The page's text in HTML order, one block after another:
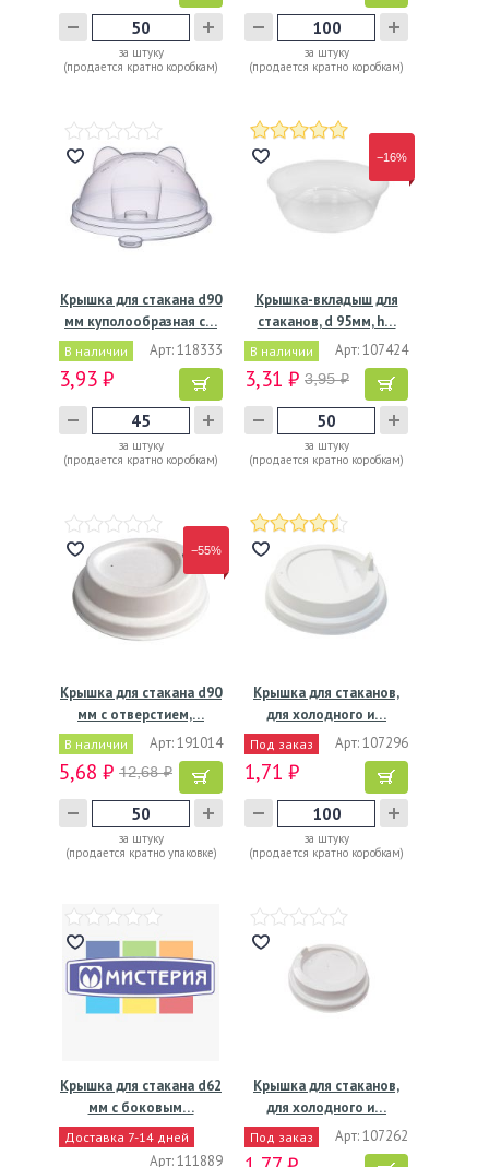
за штуку
(продается кратно коробкам)
за штуку
(продается кратно коробкам)
Крышка для стакана d90
мм куполообразная с…
В наличии Арт: 118333
3,93 ₽
за штуку
(продается кратно коробкам)
−16%
Крышка-вкладыш для
стаканов, d 95мм, h…
В наличии Арт: 107424
3,31 ₽ 3,95 ₽
за штуку
(продается кратно коробкам)
−55%
Крышка для стакана d90
мм с отверстием,…
В наличии Арт: 191014
5,68 ₽ 12,68 ₽
за штуку
(продается кратно упаковке)
Крышка для стаканов,
для холодного и…
Под заказ Арт: 107296
1,71 ₽
за штуку
(продается кратно коробкам)
Крышка для стакана d62
мм с боковым…
Доставка 7-14 дней
Арт: 111889
Крышка для стаканов,
для холодного и…
Под заказ Арт: 107262